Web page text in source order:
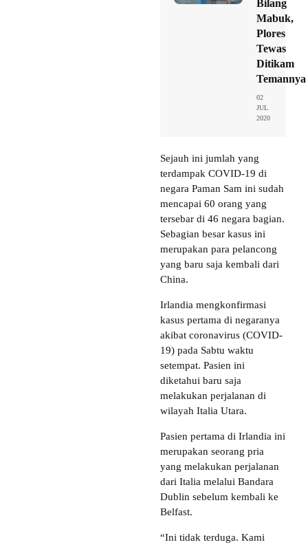
Bilang
Mabuk,
Plores
Tewas
Ditikam
Temannya
02
JUL
2020
Sejauh ini jumlah yang
terdampak COVID-19 di
negara Paman Sam ini sudah
mencapai 60 orang yang
tersebar di 46 negara bagian.
Sebagian besar kasus ini
merupakan para pelancong
yang baru saja kembali dari
China.
Irlandia mengkonfirmasi
kasus pertama di negaranya
akibat coronavirus (COVID-
19) pada Sabtu waktu
setempat. Pasien ini
diketahui baru saja
melakukan perjalanan di
wilayah Italia Utara.
Pasien pertama di Irlandia ini
merupakan seorang pria
yang melakukan perjalanan
dari Italia melalui Bandara
Dublin sebelum kembali ke
Belfast.
“Ini tidak terduga. Kami